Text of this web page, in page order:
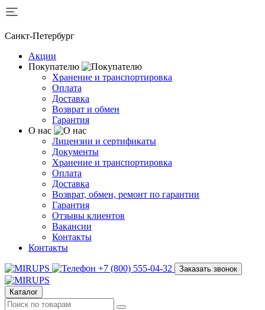
Санкт-Петербург
Акции
Покупателю
Хранение и транспортировка
Оплата
Доставка
Возврат и обмен
Гарантия
О нас
Лицензии и сертификаты
Документы
Хранение и транспортировка
Оплата
Доставка
Возврат, обмен, ремонт по гарантии
Гарантия
Отзывы клиентов
Вакансии
Контакты
Контакты
+7 (800) 555-04-32 Заказать звонок
Каталог